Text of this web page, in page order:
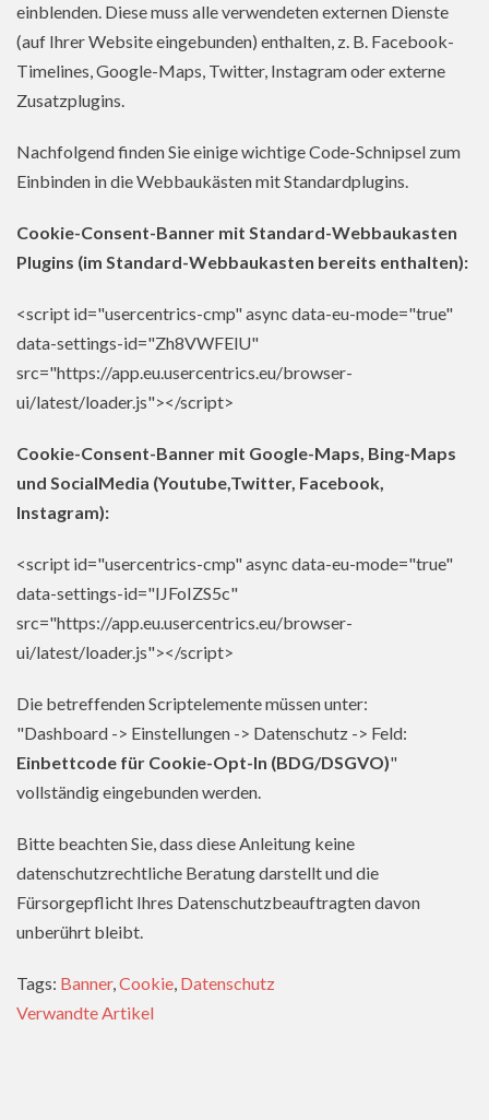
einblenden. Diese muss alle verwendeten externen Dienste
(auf Ihrer Website eingebunden) enthalten, z. B. Facebook-
Timelines, Google-Maps, Twitter, Instagram oder externe
Zusatzplugins.
Nachfolgend finden Sie einige wichtige Code-Schnipsel zum
Einbinden in die Webbaukästen mit Standardplugins.
Cookie-Consent-Banner mit Standard-Webbaukasten
Plugins (im Standard-Webbaukasten bereits enthalten):
<script id="usercentrics-cmp" async data-eu-mode="true"
data-settings-id="Zh8VWFElU"
src="https://app.eu.usercentrics.eu/browser-
ui/latest/loader.js"></script>
Cookie-Consent-Banner mit Google-Maps, Bing-Maps
und SocialMedia (Youtube,Twitter, Facebook,
Instagram):
<script id="usercentrics-cmp" async data-eu-mode="true"
data-settings-id="IJFoIZS5c"
src="https://app.eu.usercentrics.eu/browser-
ui/latest/loader.js"></script>
Die betreffenden Scriptelemente müssen unter:
"Dashboard -> Einstellungen -> Datenschutz -> Feld:
Einbettcode für Cookie-Opt-In (BDG/DSGVO)"
vollständig eingebunden werden.
Bitte beachten Sie, dass diese Anleitung keine
datenschutzrechtliche Beratung darstellt und die
Fürsorgepflicht Ihres Datenschutzbeauftragten davon
unberührt bleibt.
Tags: Banner,Cookie, Datenschutz
Verwandte Artikel